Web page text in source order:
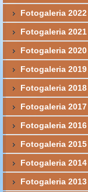
Fotogaleria 2022
Fotogaleria 2021
Fotogaleria 2020
Fotogaleria 2019
Fotogaleria 2018
Fotogaleria 2017
Fotogaleria 2016
Fotogaleria 2015
Fotogaleria 2014
Fotogaleria 2013